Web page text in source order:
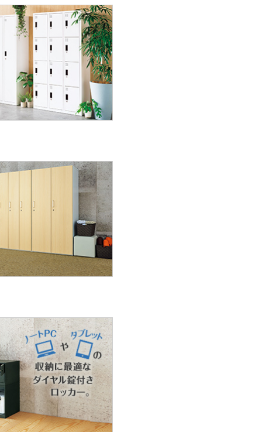
アウトレット
【アウトレット】コ
3508 1A 1個
カゴへ
アウトレット
【アウトレット】【軒
先渡し】エムテック
ス スチールパーソ
ナルロッカー スチ
￥3,651 （税込）